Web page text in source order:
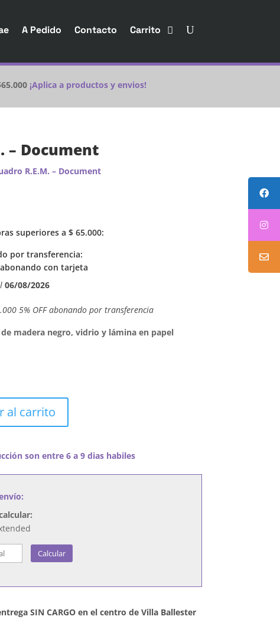
A Pedido Contacto Carrito
¡Aplica a productos y envios!
– Document
R.E.M. – Document
superiores a $65.000:
por transferencia:
abonando con tarjeta
06/08/2026
5% OFF abonando por transferencia
madera negro, vidrio y lámina en papel
al carrito
son entre 6 a 9 dias habiles
Calcular
SIN CARGO en el centro de Villa Ballester